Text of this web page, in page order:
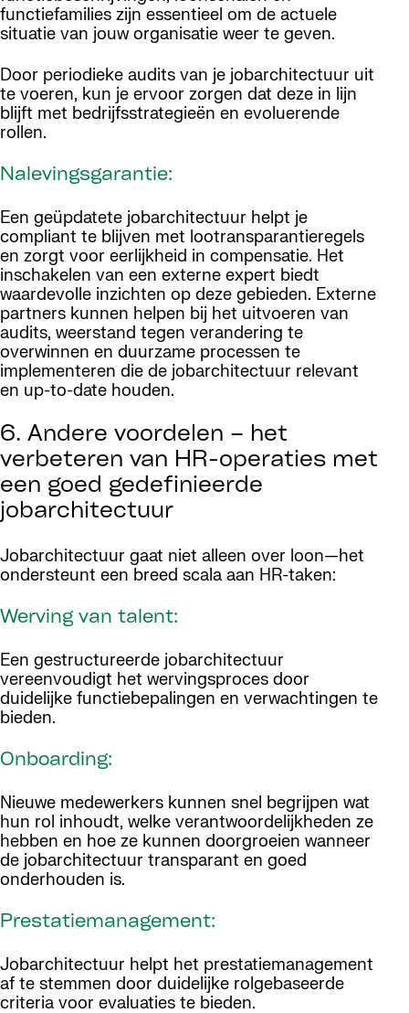
functiefamilies zijn essentieel om de actuele
situatie van jouw organisatie weer te geven.
Door periodieke audits van je jobarchitectuur uit
te voeren, kun je ervoor zorgen dat deze in lijn
blijft met bedrijfsstrategieën en evoluerende
rollen.
Nalevingsgarantie:
Een geüpdatete jobarchitectuur helpt je
compliant te blijven met lootransparantieregels
en zorgt voor eerlijkheid in compensatie. Het
inschakelen van een externe expert biedt
waardevolle inzichten op deze gebieden. Externe
partners kunnen helpen bij het uitvoeren van
audits, weerstand tegen verandering te
overwinnen en duurzame processen te
implementeren die de jobarchitectuur relevant
en up-to-date houden.
6. Andere voordelen – het
verbeteren van HR-operaties met
een goed gedefinieerde
jobarchitectuur
Jobarchitectuur gaat niet alleen over loon—het
ondersteunt een breed scala aan HR-taken:
Werving van talent:
Een gestructureerde jobarchitectuur
vereenvoudigt het wervingsproces door
duidelijke functiebepalingen en verwachtingen te
bieden.
Onboarding:
Nieuwe medewerkers kunnen snel begrijpen wat
hun rol inhoudt, welke verantwoordelijkheden ze
hebben en hoe ze kunnen doorgroeien wanneer
de jobarchitectuur transparant en goed
onderhouden is.
Prestatiemanagement:
Jobarchitectuur helpt het prestatiemanagement
af te stemmen door duidelijke rolgebaseerde
criteria voor evaluaties te bieden.